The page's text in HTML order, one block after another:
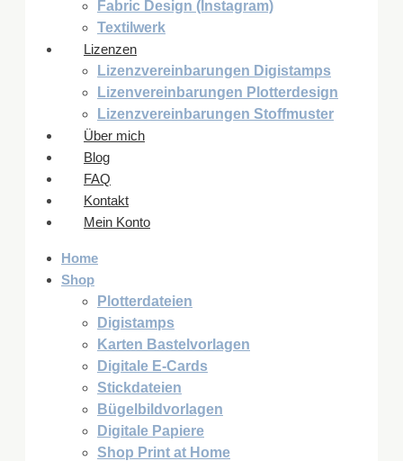
Fabric Design (Instagram)
Textilwerk
Lizenzen
Lizenzvereinbarungen Digistamps
Lizenvereinbarungen Plotterdesign
Lizenzvereinbarungen Stoffmuster
Über mich
Blog
FAQ
Kontakt
Mein Konto
Home
Shop
Plotterdateien
Digistamps
Karten Bastelvorlagen
Digitale E-Cards
Stickdateien
Bügelbildvorlagen
Digitale Papiere
Shop Print at Home